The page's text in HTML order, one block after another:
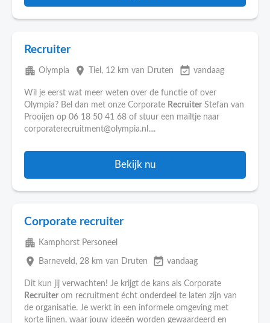
Recruiter
apartment Olympia place Tiel , 12 km van Druten event_available vandaag
Wil je eerst wat meer weten over de functie of over
Olympia? Bel dan met onze Corporate Recruiter Stefan van
Prooijen op 06 18 50 41 68 of stuur een mailtje naar
corporaterecruitment@olympia.nl....
Bekijk nu
Corporate recruiter
apartment Kamphorst Personeel
place Barneveld , 28 km van Druten event_available vandaag
Dit kun jij verwachten! Je krijgt de kans als Corporate
Recruiter om recruitment écht onderdeel te laten zijn van
de organisatie. Je werkt in een informele omgeving met
korte lijnen, waar jouw ideeën worden gewaardeerd en